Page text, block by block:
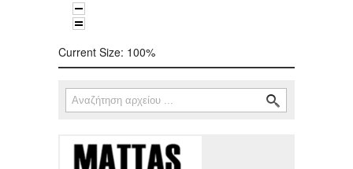
Current Size: 100%
Φόρμα αναζήτησης
Αναζήτηση